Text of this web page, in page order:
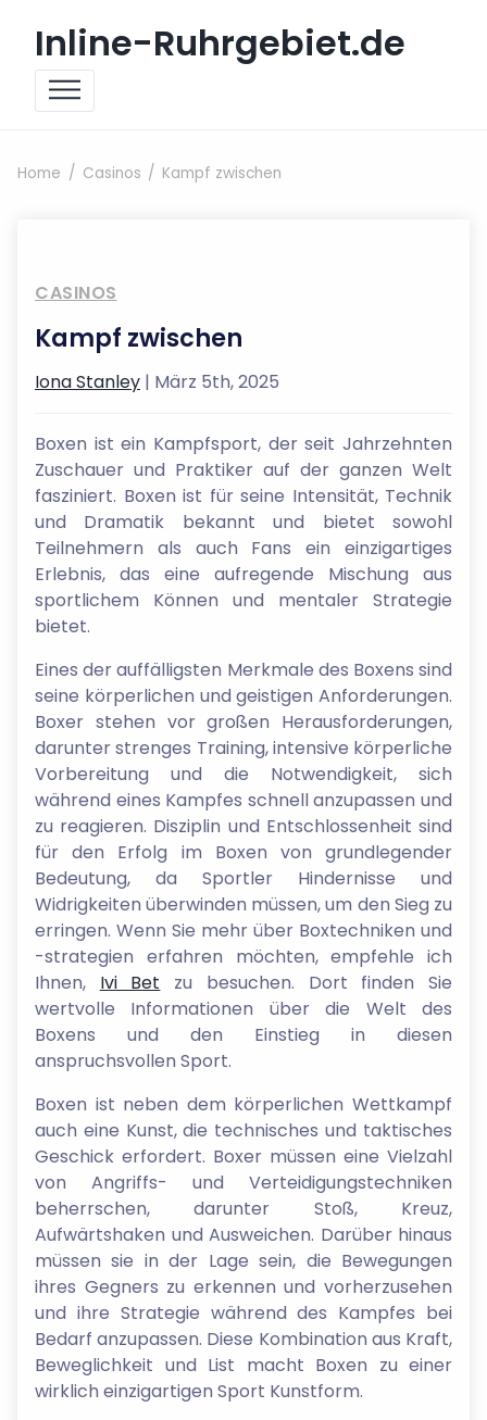
Inline-Ruhrgebiet.de
Home Casinos Kampf zwischen
CASINOS
Kampf zwischen
Iona Stanley | März 5th, 2025
Boxen ist ein Kampfsport, der seit Jahrzehnten
Zuschauer und Praktiker auf der ganzen Welt
fasziniert. Boxen ist für seine Intensität, Technik
und Dramatik bekannt und bietet sowohl
Teilnehmern als auch Fans ein einzigartiges
Erlebnis, das eine aufregende Mischung aus
sportlichem Können und mentaler Strategie
bietet.
Eines der auffälligsten Merkmale des Boxens sind
seine körperlichen und geistigen Anforderungen.
Boxer stehen vor großen Herausforderungen,
darunter strenges Training, intensive körperliche
Vorbereitung und die Notwendigkeit, sich
während eines Kampfes schnell anzupassen und
zu reagieren. Disziplin und Entschlossenheit sind
für den Erfolg im Boxen von grundlegender
Bedeutung, da Sportler Hindernisse und
Widrigkeiten überwinden müssen, um den Sieg zu
erringen. Wenn Sie mehr über Boxtechniken und
-strategien erfahren möchten, empfehle ich
Ihnen, Ivi Bet zu besuchen. Dort finden Sie
wertvolle Informationen über die Welt des
Boxens und den Einstieg in diesen
anspruchsvollen Sport.
Boxen ist neben dem körperlichen Wettkampf
auch eine Kunst, die technisches und taktisches
Geschick erfordert. Boxer müssen eine Vielzahl
von Angriffs- und Verteidigungstechniken
beherrschen, darunter Stoß, Kreuz,
Aufwärtshaken und Ausweichen. Darüber hinaus
müssen sie in der Lage sein, die Bewegungen
ihres Gegners zu erkennen und vorherzusehen
und ihre Strategie während des Kampfes bei
Bedarf anzupassen. Diese Kombination aus Kraft,
Beweglichkeit und List macht Boxen zu einer
wirklich einzigartigen Sport Kunstform.